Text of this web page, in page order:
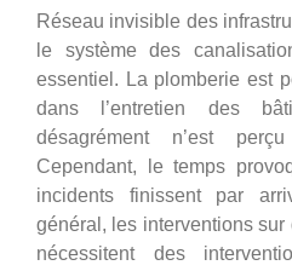
Réseau invisible des
le système des
essentiel. La plomberie est
dans l’entretien des
désagrément n’est
Cependant, le temps
incidents finissent par
général, les interventions
nécessitent des